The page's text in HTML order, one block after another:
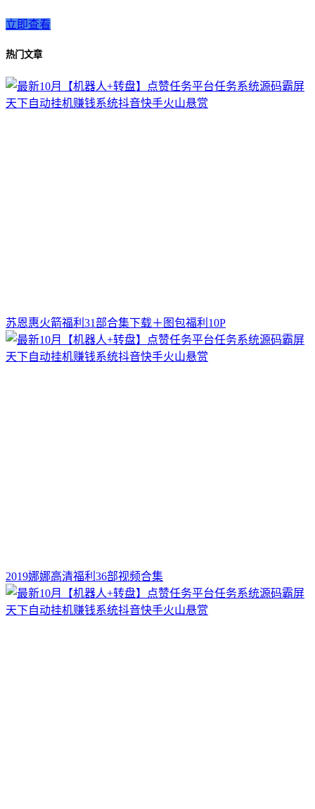
立即查看
热门文章
苏恩惠火箭福利31部合集下载＋图包福利10P
2019娜娜高清福利36部视频合集